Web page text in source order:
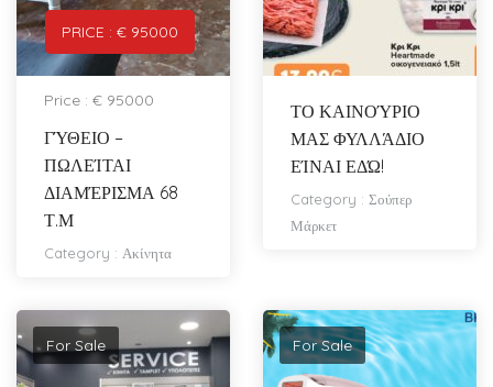
PRICE : € 95000
Price : € 95000
ΓΎΘΕΙΟ –
ΠΩΛΕΊΤΑΙ
ΔΙΑΜΈΡΙΣΜΑ 68
Τ.Μ
Category : Ακίνητα
ΤΟ ΚΑΙΝΟΎΡΙΟ
ΜΑΣ ΦΥΛΛΆΔΙΟ
ΕΊΝΑΙ ΕΔΏ!
Category : Σούπερ
Μάρκετ
For Sale For Sale